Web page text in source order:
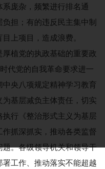
庞杂，频繁进行排名通
担；有的违反民主集中制
上项目，造成浪费。
植党的执政基础的重要政
代党的自我革命要求进一
央八项规定精神学习教育
基层减负主体责任，切实
行《整治形式主义为基层
抓深抓实，推动各类监督
。各级领导机关和领导干
工作、推动落实不能超越